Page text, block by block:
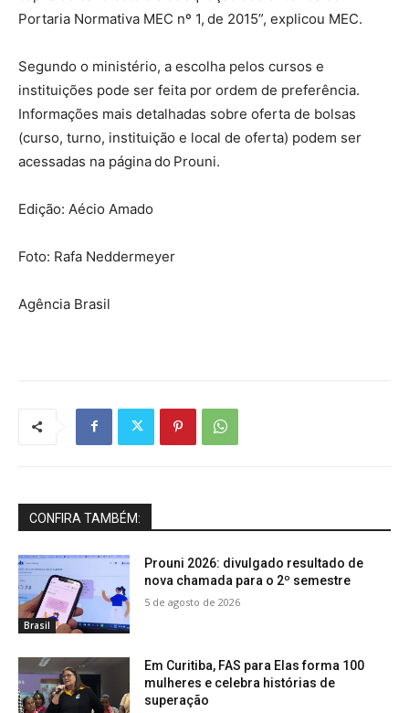
Portaria Normativa MEC nº 1, de 2015”, explicou MEC.
Segundo o ministério, a escolha pelos cursos e
instituições pode ser feita por ordem de preferência.
Informações mais detalhadas sobre oferta de bolsas
(curso, turno, instituição e local de oferta) podem ser
acessadas na página do Prouni.
Edição: Aécio Amado
Foto: Rafa Neddermeyer
Agência Brasil
CONFIRA TAMBÉM:
Brasil
Prouni 2026: divulgado resultado de
nova chamada para o 2º semestre
5 de agosto de 2026
Em Curitiba, FAS para Elas forma 100
mulheres e celebra histórias de
superação